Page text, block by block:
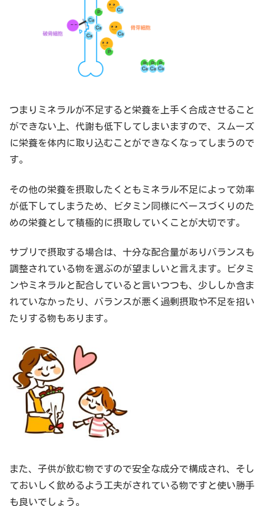
つまりミネラルが不足すると栄養を上手く合成させること
ができない上、代謝も低下してしまいますので、スムーズ
に栄養を体内に取り込むことができなくなってしまうので
す。
その他の栄養を摂取したくともミネラル不足によって効率
が低下してしまうため、ビタミン同様にベースづくりのた
めの栄養として積極的に摂取していくことが大切です。
サプリで摂取する場合は、十分な配合量がありバランスも
調整されている物を選ぶのが望ましいと言えます。ビタミ
ンやミネラルと配合していると言いつつも、少ししか含ま
れていなかったり、バランスが悪く過剰摂取や不足を招い
たりする物もあります。
また、子供が飲む物ですので安全な成分で構成され、そし
ておいしく飲めるよう工夫がされている物ですと使い勝手
も良いでしょう。